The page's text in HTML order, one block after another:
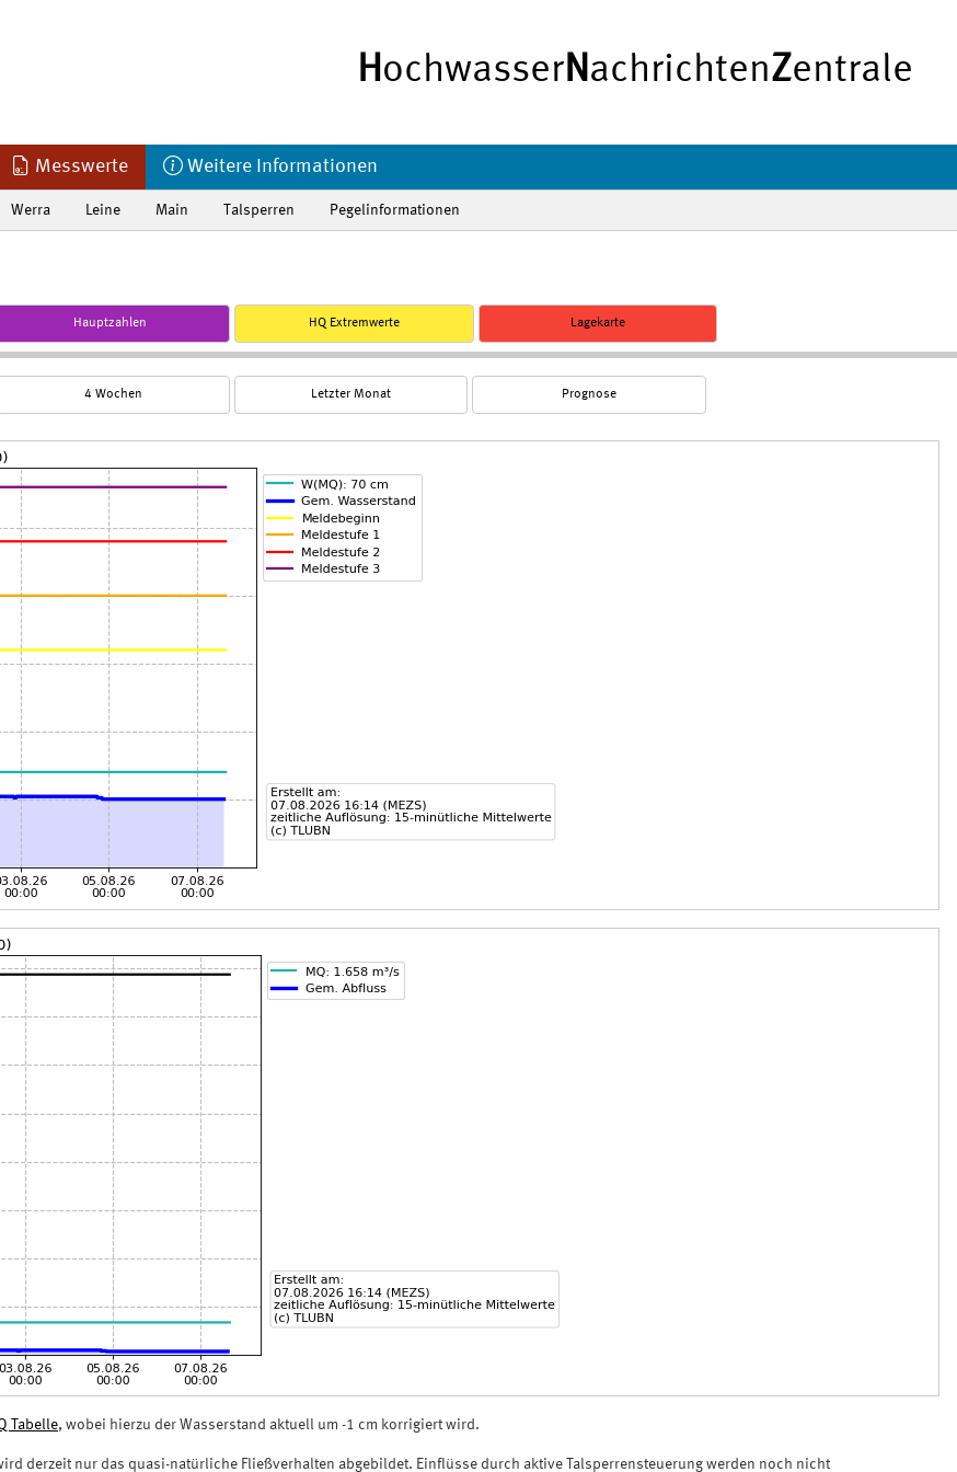
HochwasserNachrichtenZentrale
Messwerte Weitere Informationen
Werra Leine Main Talsperren Pegelinformationen
Hauptzahlen HQ Extremwerte Lagekarte
4 Wochen Letzter Monat Prognose
Tabelle, wobei hierzu der Wasserstand aktuell um -1 cm korrigiert wird.
derzeit nur das quasi-natürliche Fließverhalten abgebildet. Einflüsse durch aktive Talsperrensteuerung werden noch nicht